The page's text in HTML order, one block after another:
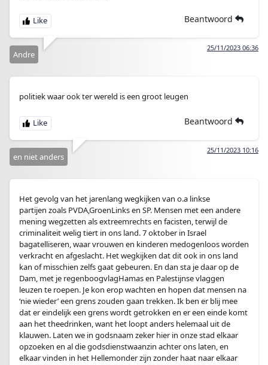
Beantwoord
25/11/2023 06:36
Andre
politiek waar ook ter wereld is een groot leugen
Beantwoord
25/11/2023 10:16
en niet anders
Het gevolg van het jarenlang wegkijken van o.a linkse
partijen zoals PVDA,GroenLinks en SP. Mensen met een andere
mening wegzetten als extreemrechts en facisten, terwijl de
criminaliteit welig tiert in ons land. 7 oktober in Israel
bagatelliseren, waar vrouwen en kinderen medogenloos worden
verkracht en afgeslacht. Het wegkijken dat dit ook in ons land
kan of misschien zelfs gaat gebeuren. En dan sta je daar op de
Dam, met je regenboogvlagHamas en Palestijnse vlaggen
leuzen te roepen. Je kon erop wachten en hopen dat mensen na
‘nie wieder’ een grens zouden gaan trekken. Ik ben er blij mee
dat er eindelijk een grens wordt getrokken en er een einde komt
aan het theedrinken, want het loopt anders helemaal uit de
klauwen. Laten we in godsnaam zeker hier in onze stad elkaar
opzoeken en al die godsdienstwaanzin achter ons laten, en
elkaar vinden in het Hellemonder zijn zonder haat naar elkaar